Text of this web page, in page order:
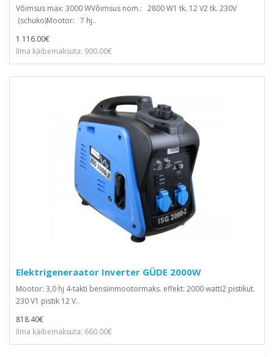
Võimsus max: 3000 WVõimsus nom.: 2800 W1 tk. 12 V2 tk. 230V
(schuko)Mootor: 7 hj..
1 116.00€
Ilma käibemaksuta: 900.00€
Elektrigeneraator Inverter GÜDE 2000W
Mootor: 3,0 hj 4-takti bensiinmootormaks. effekt: 2000 watti2 pistikut.
230 V1 pistik 12 V..
818.40€
Ilma käibemaksuta: 660.00€